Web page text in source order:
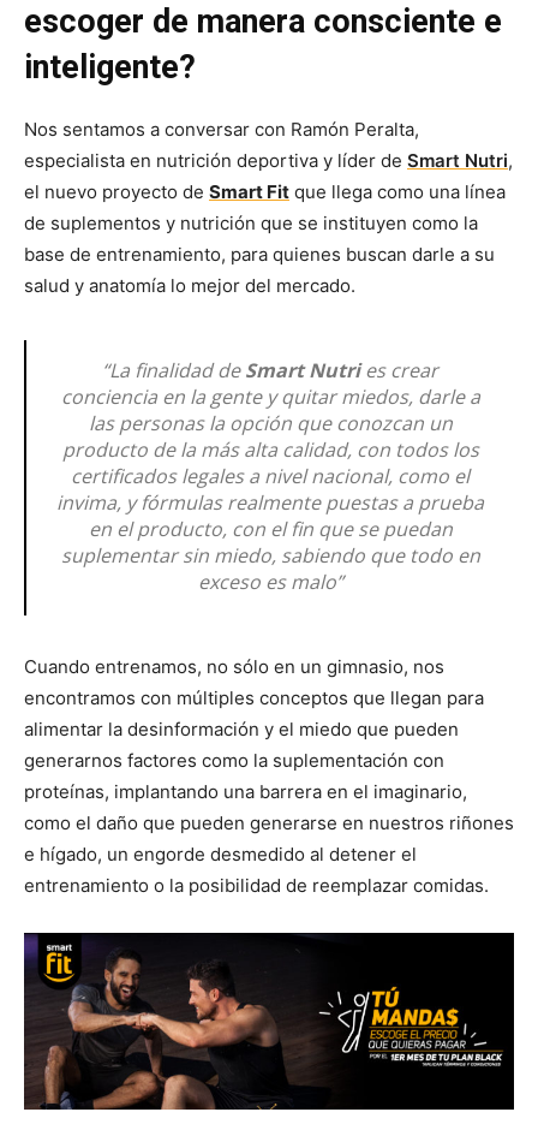
escoger de manera consciente e
inteligente?
Nos sentamos a conversar con Ramón Peralta,
especialista en nutrición deportiva y líder de Smart Nutri,
el nuevo proyecto de Smart Fit que llega como una línea
de suplementos y nutrición que se instituyen como la
base de entrenamiento, para quienes buscan darle a su
salud y anatomía lo mejor del mercado.
“La finalidad deSmart Nutries crear
conciencia en la gente y quitar miedos, darle a
las personas la opción que conozcan un
producto de la más alta calidad, con todos los
certificados legales a nivel nacional, como el
invima, y fórmulas realmente puestas a prueba
en el producto, con el fin que se puedan
suplementar sin miedo, sabiendo que todo en
exceso es malo”
Cuando entrenamos, no sólo en un gimnasio, nos
encontramos con múltiples conceptos que llegan para
alimentar la desinformación y el miedo que pueden
generarnos factores como la suplementación con
proteínas, implantando una barrera en el imaginario,
como el daño que pueden generarse en nuestros riñones
e hígado, un engorde desmedido al detener el
entrenamiento o la posibilidad de reemplazar comidas.